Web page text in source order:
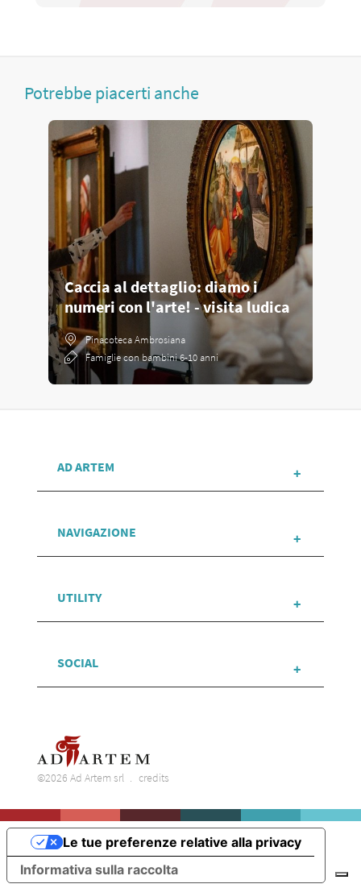
Potrebbe piacerti anche
Caccia al dettaglio: diamo i
numeri con l'arte! - visita ludica
Pinacoteca Ambrosiana
Famiglie con bambini 6-10 anni
AD ARTEM
NAVIGAZIONE
UTILITY
SOCIAL
©2026 Ad Artem srl credits
Informativa sulla raccolta
Le tue preferenze relative alla privacy